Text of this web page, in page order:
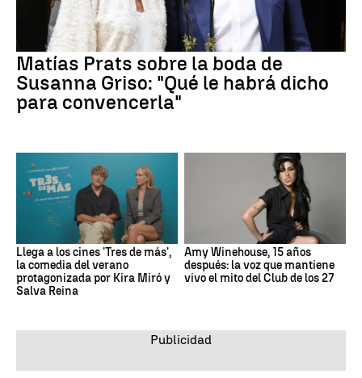
Matías Prats sobre la boda de
Susanna Griso: "Qué le habrá dicho
para convencerla"
Llega a los cines 'Tres de más',
la comedia del verano
protagonizada por Kira Miró y
Salva Reina
Amy Winehouse, 15 años
después: la voz que mantiene
vivo el mito del Club de los 27